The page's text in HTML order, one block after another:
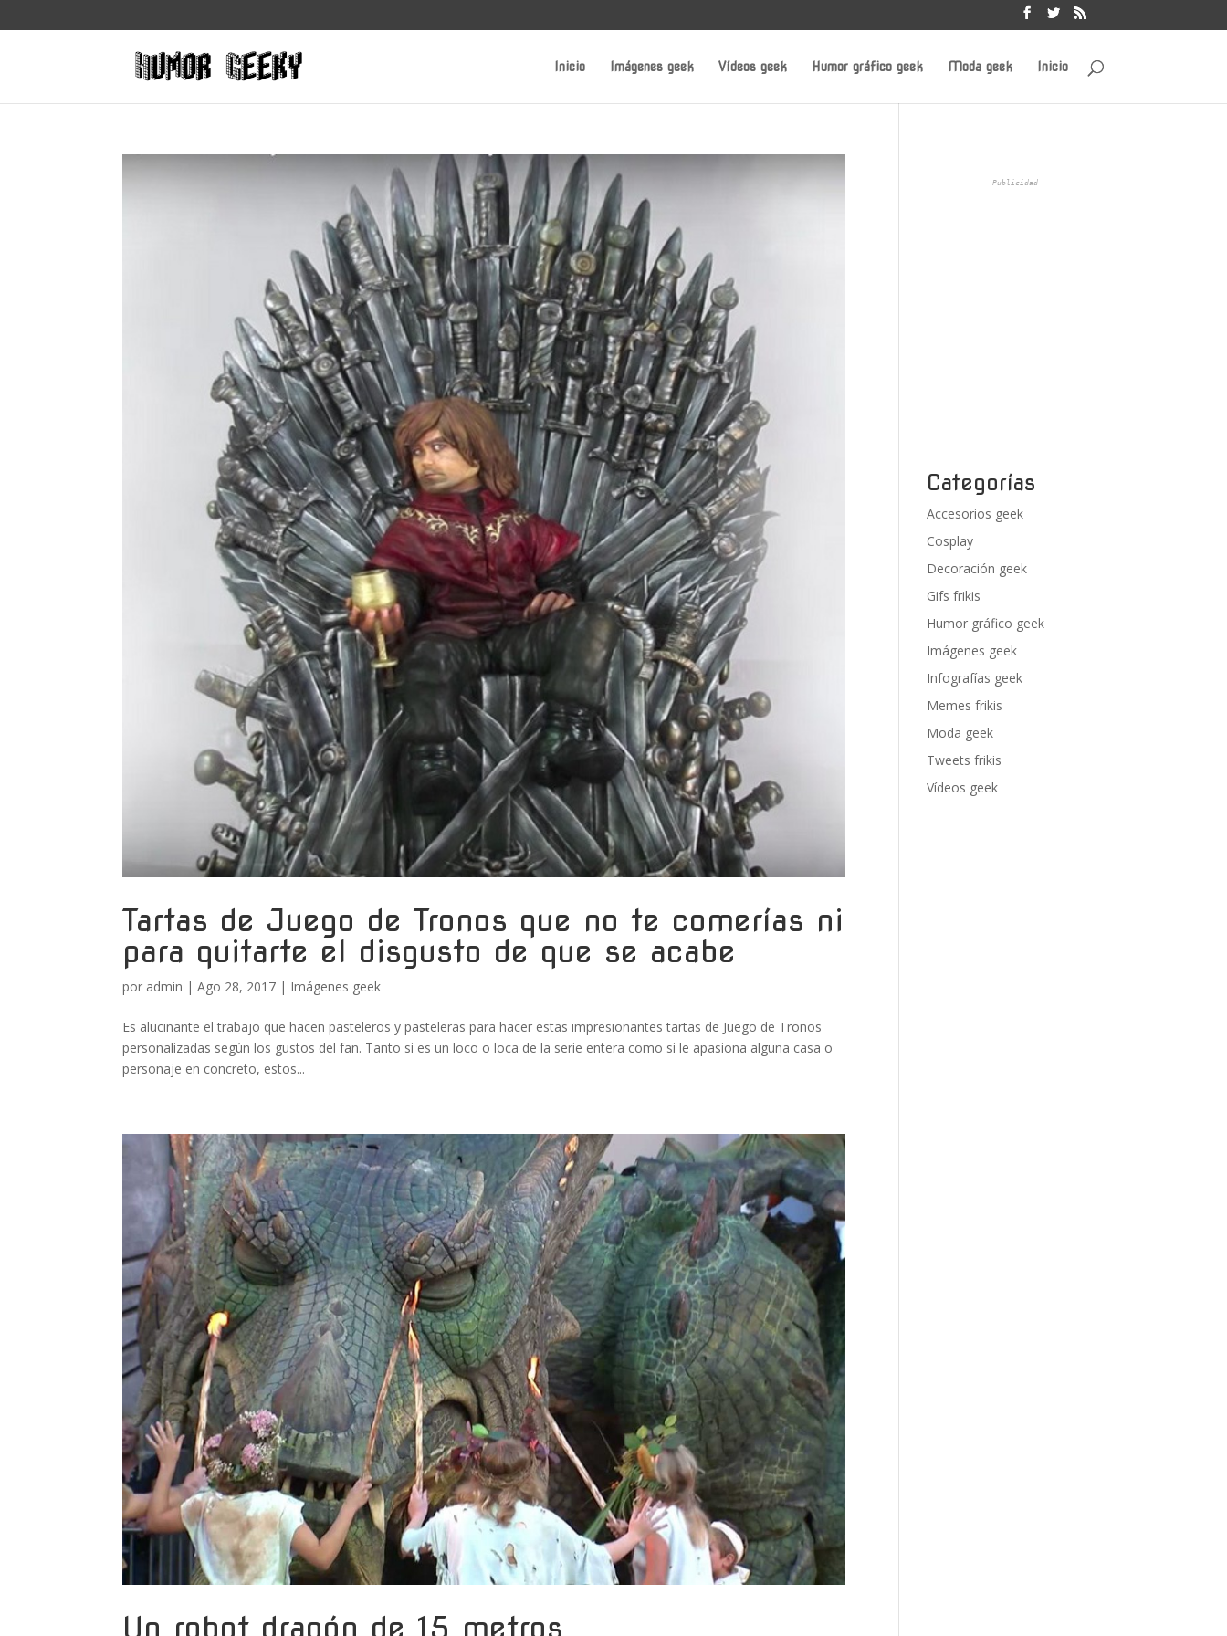
Inicio Imágenes geek Vídeos geek Humor gráfico geek Moda geek Inicio
Tartas de Juego de Tronos que no te comerías ni
para quitarte el disgusto de que se acabe
por admin |Ago 28, 2017 | Imágenes geek
Es alucinante el trabajo que hacen pasteleros y pasteleras para hacer estas impresionantes tartas de Juego de Tronos
personalizadas según los gustos del fan. Tanto si es un loco o loca de la serie entera como si le apasiona alguna casa o
personaje en concreto, estos...
Un robot dragón de 15 metros
Publicidad
Categorías
Accesorios geek
Cosplay
Decoración geek
Gifs frikis
Humor gráfico geek
Imágenes geek
Infografías geek
Memes frikis
Moda geek
Tweets frikis
Vídeos geek